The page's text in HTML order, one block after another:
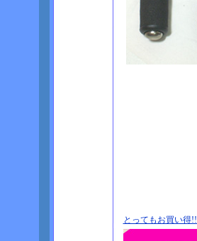
とってもお買い